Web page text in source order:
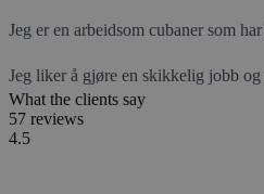
Jeg er en arbeidsom cubaner som
Jeg liker å gjøre en skikkelig jobb
What the clients say
57 reviews
4.5